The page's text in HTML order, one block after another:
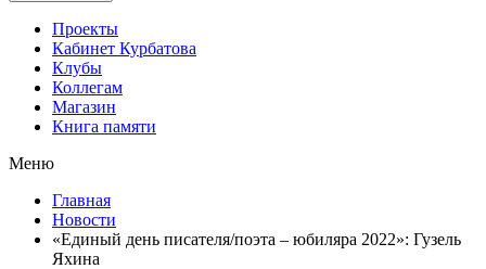
Проекты
Кабинет Курбатова
Клубы
Коллегам
Магазин
Книга памяти
Меню
Главная
Новости
«Единый день писателя/поэта – юбиляра 2022»: Гузель
Яхина